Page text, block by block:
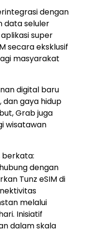
dengan
data seluler
super
secara eksklusif
masyarakat
digital baru
gaya hidup
Grab juga
wisatawan
berkata:
dengan
Tunz eSIM di
melalui
Inisiatif
dalam skala